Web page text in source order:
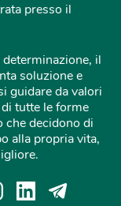
presso il
il
soluzione e
guidare da valori
tutte le forme
che decidono di
alla propria vita,